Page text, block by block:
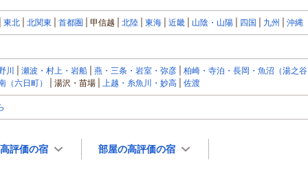
東北 北関東 首都圏 甲信越 北陸 東海 近畿 山陰・山陽 四国 九州 沖縄
川 瀬波・村上・岩船 燕・三条・岩室・弥彦 柏崎・寺泊・長岡・魚沼（湯之谷
（六日町）
湯沢・苗場 上越・糸魚川・妙高 佐渡
評価の宿 部屋の高評価の宿